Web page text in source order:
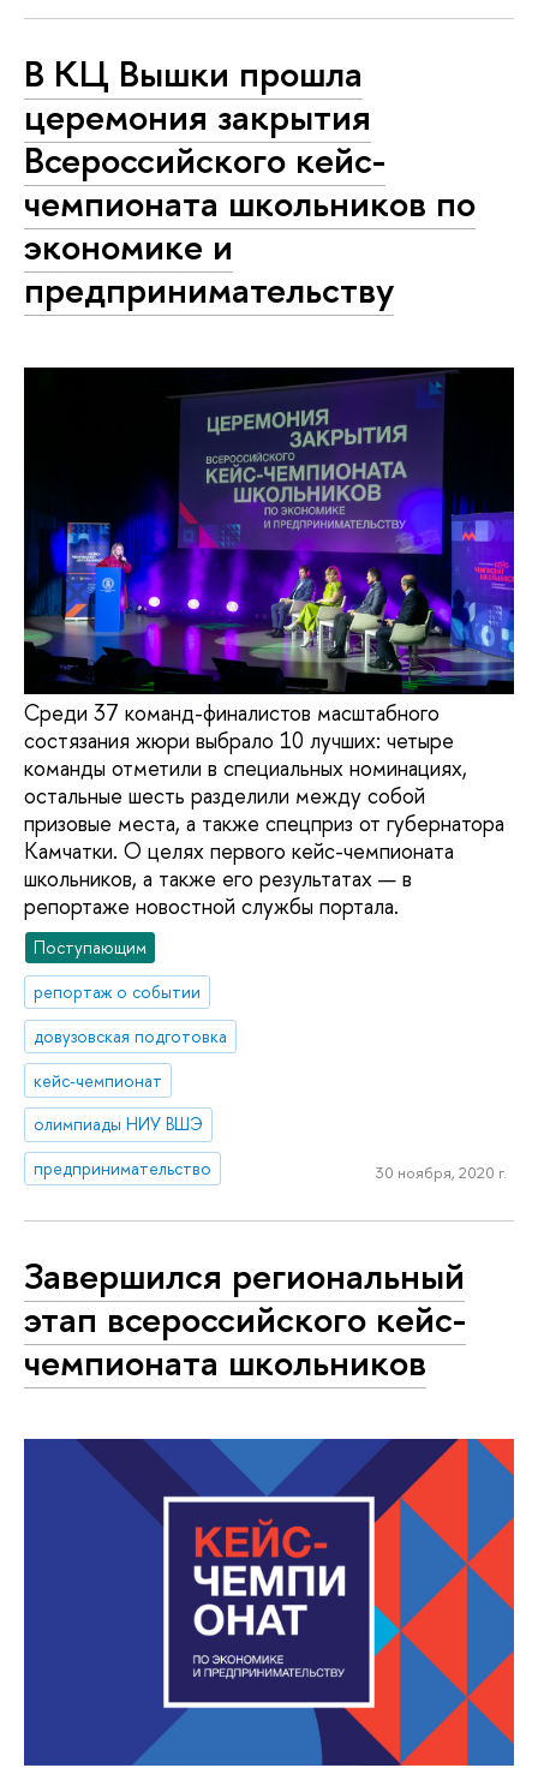
В КЦ Вышки прошла
церемония закрытия
Всероссийского кейс-
чемпионата школьников по
экономике и
предпринимательству
Среди 37 команд-финалистов масштабного
состязания жюри выбрало 10 лучших: четыре
команды отметили в специальных номинациях,
остальные шесть разделили между собой
призовые места, а также спецприз от губернатора
Камчатки. О целях первого кейс-чемпионата
школьников, а также его результатах — в
репортаже новостной службы портала.
Поступающим
репортаж о событии
довузовская подготовка
кейс-чемпионат
олимпиады НИУ ВШЭ
предпринимательство
30 ноября, 2020 г.
Завершился региональный
этап всероссийского кейс-
чемпионата школьников